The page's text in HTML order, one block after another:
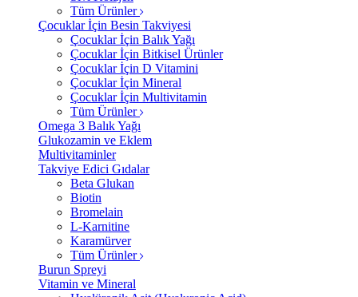
Tüm Ürünler
Çocuklar İçin Besin Takviyesi
Çocuklar İçin Balık Yağı
Çocuklar İçin Bitkisel Ürünler
Çocuklar İçin D Vitamini
Çocuklar İçin Mineral
Çocuklar İçin Multivitamin
Tüm Ürünler
Omega 3 Balık Yağı
Glukozamin ve Eklem
Multivitaminler
Takviye Edici Gıdalar
Beta Glukan
Biotin
Bromelain
L-Karnitine
Karamürver
Tüm Ürünler
Burun Spreyi
Vitamin ve Mineral